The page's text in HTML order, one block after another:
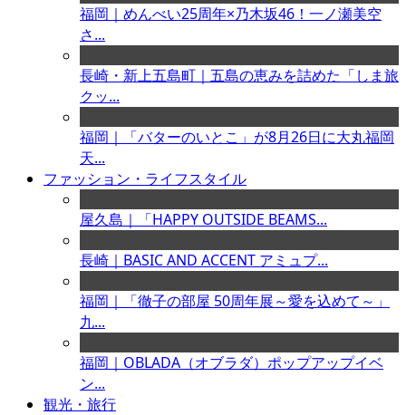
福岡｜めんべい25周年×乃木坂46！一ノ瀬美空
さ...
長崎・新上五島町｜五島の恵みを詰めた「しま旅
クッ...
福岡｜「バターのいとこ」が8月26日に大丸福岡
天...
ファッション・ライフスタイル
屋久島｜「HAPPY OUTSIDE BEAMS...
長崎｜BASIC AND ACCENT アミュプ...
福岡｜「徹子の部屋 50周年展～愛を込めて～」
九...
福岡｜OBLADA（オブラダ）ポップアップイベ
ン...
観光・旅行